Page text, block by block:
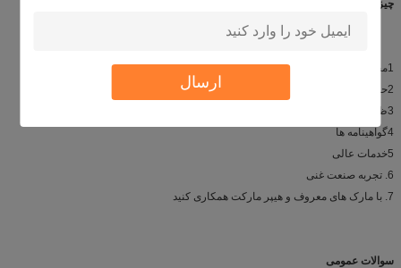
ارسال
چيزي که ما ميتونيم ارائه بديم اينه که
1محصولات با کیفیت بالا
2حمل و نقل حرفه ای کالاهای خطرناک
3ظرفیت تولید قوی
4گواهینامه ها
5خدمات عالی
6. تجربه صنعت غنی
7. با مارک های معروف و هیپر مارکت همکاری کنید
سوالات عمومی